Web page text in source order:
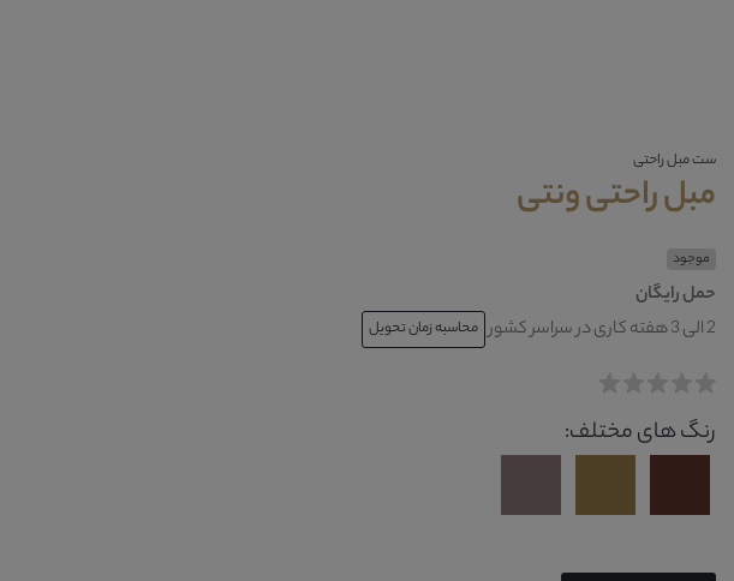
ست مبل راحتی
مبل راحتی ونتی
موجود
حمل رایگان
2 الی 3 هفته کاری در سراسر کشور
محاسبه زمان تحویل
رنگ های مختلف: